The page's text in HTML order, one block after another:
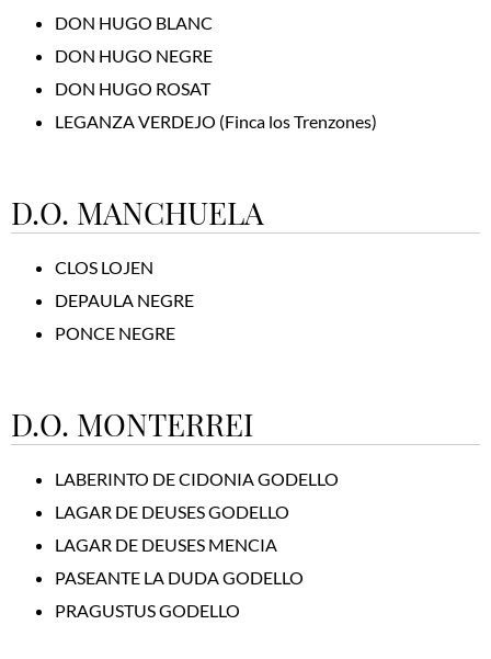
DON HUGO BLANC
DON HUGO NEGRE
DON HUGO ROSAT
LEGANZA VERDEJO (Finca los Trenzones)
D.O. MANCHUELA
CLOS LOJEN
DEPAULA NEGRE
PONCE NEGRE
D.O. MONTERREI
LABERINTO DE CIDONIA GODELLO
LAGAR DE DEUSES GODELLO
LAGAR DE DEUSES MENCIA
PASEANTE LA DUDA GODELLO
PRAGUSTUS GODELLO